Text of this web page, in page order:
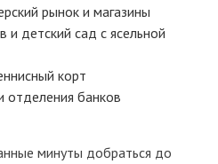
рынок и магазины
детский сад с ясельной
корт
отделения банков
минуты добраться до